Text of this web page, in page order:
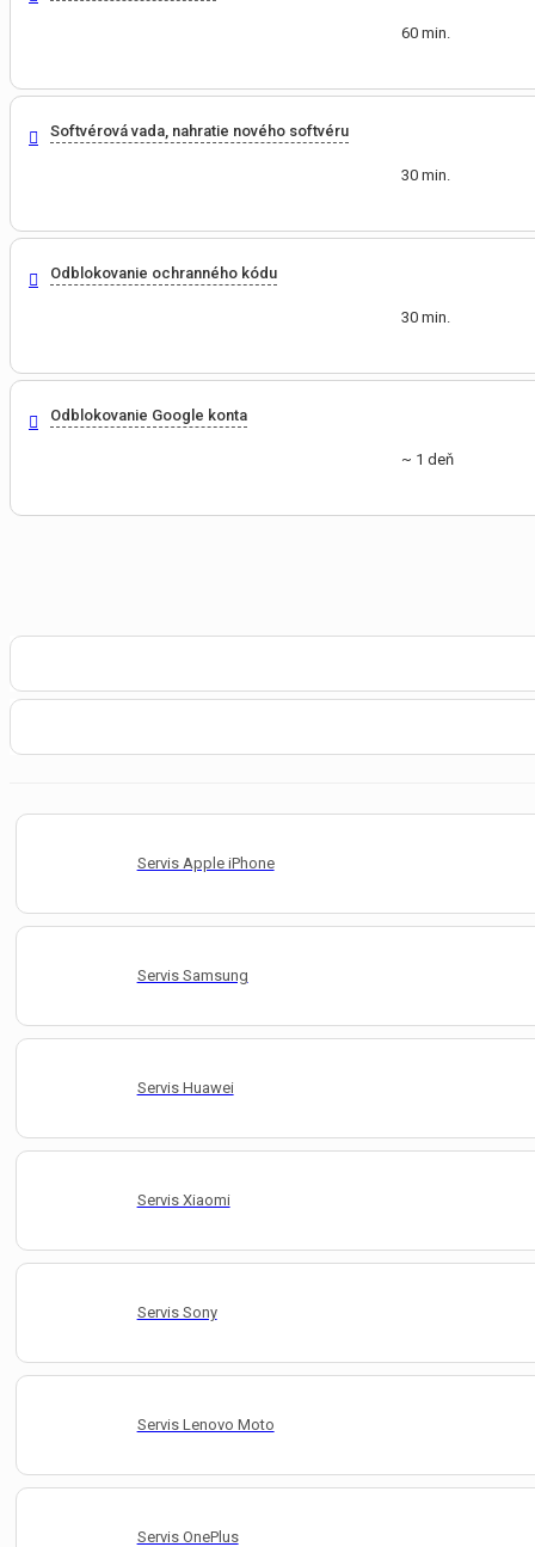
60 min.
Softvérová vada, nahratie nového softvéru
30 min.
Odblokovanie ochranného kódu
30 min.
Odblokovanie Google konta
~ 1 deň
Servis Apple iPhone
Servis Samsung
Servis Huawei
Servis Xiaomi
Servis Sony
Servis Lenovo Moto
Servis OnePlus